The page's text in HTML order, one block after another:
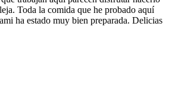
Toda la comida que he probado aquí
ha estado muy bien preparada. Delicias